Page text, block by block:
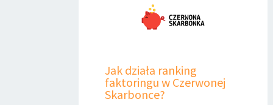
Jak działa ranking
faktoringu w Czerwonej
Skarbonce?